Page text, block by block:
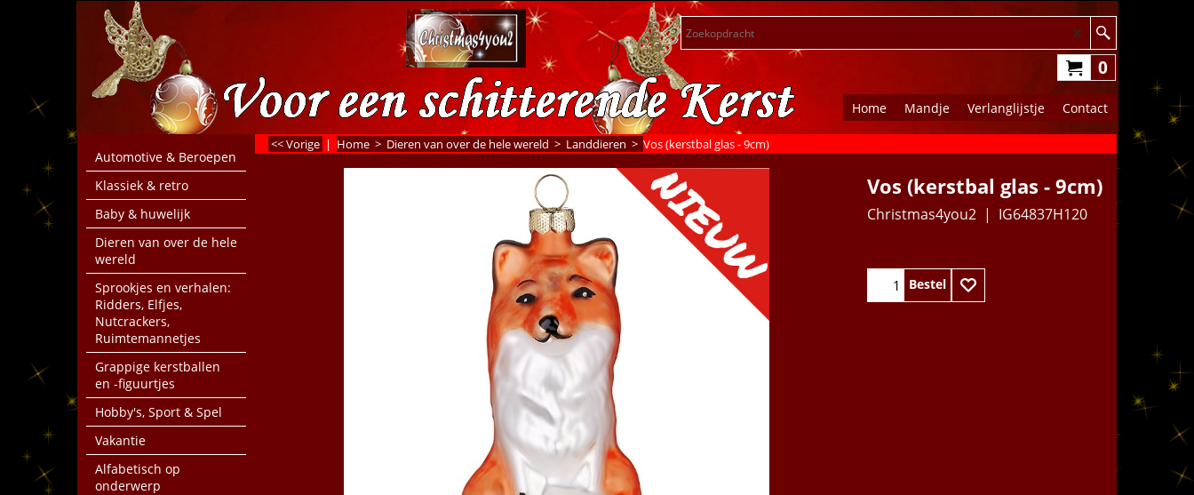
0
Home Mandje Verlanglijstje Contact
Automotive & Beroepen
Klassiek & retro
Baby & huwelijk
Dieren van over de hele
wereld
Sprookjes en verhalen:
Ridders, Elfjes,
Nutcrackers,
Ruimtemannetjes
Grappige kerstballen
en -figuurtjes
Hobby's, Sport & Spel
Vakantie
Alfabetisch op
onderwerp
<< Vorige | Home > Dieren van over de hele wereld > Landdieren > Vos (kerstbal glas - 9cm)
Vos (kerstbal glas - 9cm)
Christmas4you2 IG64837H120